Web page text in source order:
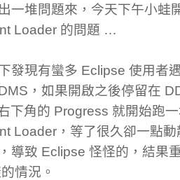
一堆問題來，今天下午小蛙
Loader 的問題 …
發現有蠻多 Eclipse 使用者
，如果開啟之後停留在
下角的 Progress 就開始跑
Loader，等了很久卻一點
導致 Eclipse 怪怪的，結果
情況。